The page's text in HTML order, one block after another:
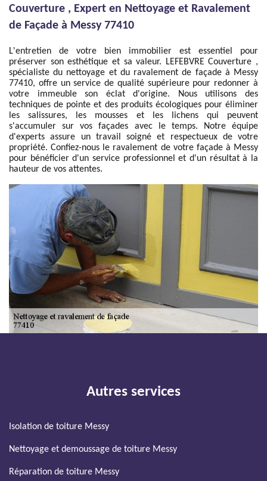
Couverture , Expert en Nettoyage et Ravalement
de Façade à Messy 77410
L'entretien de votre bien immobilier est essentiel pour
préserver son esthétique et sa valeur. LEFEBVRE Couverture ,
spécialiste du nettoyage et du ravalement de façade à Messy
77410, offre un service de qualité supérieure pour redonner à
votre immeuble son éclat d'origine. Nous utilisons des
techniques de pointe et des produits écologiques pour éliminer
les salissures, les mousses et les lichens qui peuvent
s'accumuler sur vos façades avec le temps. Notre équipe
d'experts assure un travail soigné et respectueux de votre
propriété. Confiez-nous le ravalement de votre façade à Messy
pour bénéficier d'un service professionnel et d'un résultat à la
hauteur de vos attentes.
Autres services
Isolation de toiture Messy
Nettoyage et demoussage de toiture Messy
Réparation de toiture Messy